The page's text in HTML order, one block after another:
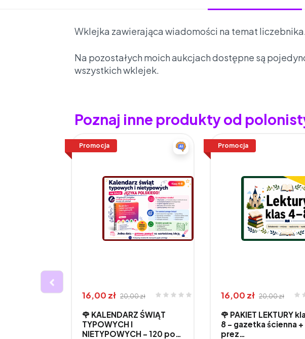
Wklejka zawierająca wiadomości na temat
Na pozostałych moich aukcjach dostępne są
wszystkich wklejek.
Poznaj inne produkty od
Promocja
16,00 zł 20,00 zł
🌹 KALENDARZ ŚWIĄT
TYPOWYCH I
NIETYPOWYCH – 120 po…
Promocja
16,00 zł 20,00 zł
🌹 PAKIET LEKTURY
8 – gazetka ścienna +
prez…